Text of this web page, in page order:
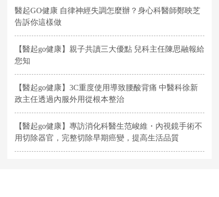
醫起GO健康 自律神經失調怎麼辦？身心科醫師鄭映芝
告訴你這樣做
【醫起go健康】親子共讀三大優點 兒科主任陳思融報給
您知
【醫起go健康】3C重度使用導致腰酸背痛 中醫科徐新
政主任透過內服外用從根本整治
【醫起go健康】專訪消化科醫生范峻維・內視鏡手術不
用切除器官，完整切除早期癌變，提高生活品質